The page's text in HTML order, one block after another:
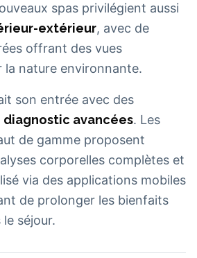
spas privilégient aussi
extérieur, avec de
offrant des vues
la nature environnante.
son entrée avec des
avancées. Les
de gamme proposent
corporelles complètes et
via des applications mobiles
de prolonger les bienfaits
séjour.